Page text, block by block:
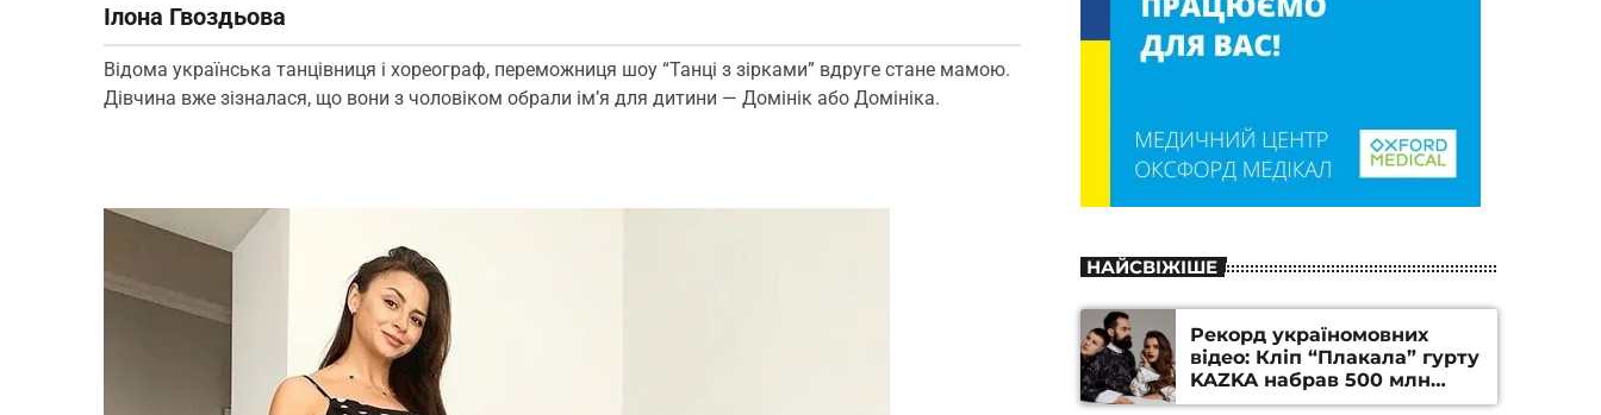
Ілона Гвоздьова
Відома українська танцівниця і хореограф, переможниця шоу “Танці з зірками” вдруге стане мамою.
Дівчина вже зізналася, що вони з чоловіком обрали ім’я для дитини — Домінік або Домініка.
НАЙСВІЖІШЕ
Рекорд україномовних
відео: Кліп “Плакала” гурту
KAZKA набрав 500 млн
переглядів на YouTube